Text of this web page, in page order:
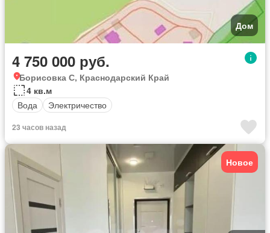
Дом
4 750 000 руб.
Борисовка С, Краснодарский Край
4 кв.м
Вода
Электричество
23 часов назад
Новое